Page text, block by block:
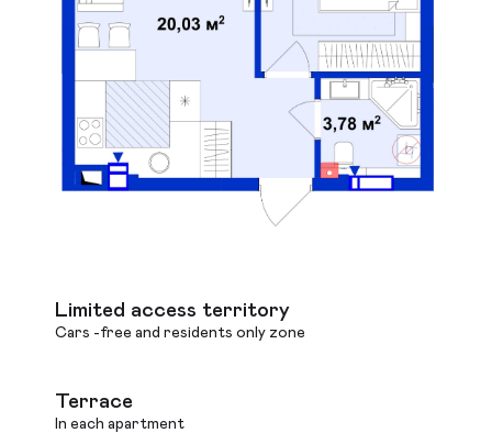
Limited access territory
Cars -free and residents only zone
Terrace
In each apartment